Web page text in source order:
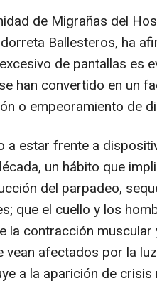
de Migrañas del
Ballesteros, ha
de pantallas es
han convertido en un
o empeoramiento de
a estar frente a
un hábito que
del parpadeo,
que el cuello y los
la contracción muscular
afectados por la
a la aparición de crisis